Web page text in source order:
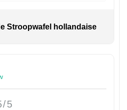
Stroopwafel hollandaise
5